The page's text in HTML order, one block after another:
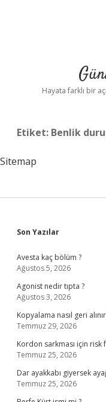
Hayata farklı bir
Etiket: Benlik
Sitemap
Sidebar
Son Yazılar
Avesta kaç bölüm ?
Ağustos 5, 2026
Agonist nedir tıpta ?
Ağustos 3, 2026
Kopyalama nasıl geri
Temmuz 29, 2026
Kordon sarkması için
Temmuz 25, 2026
Dar ayakkabı giyersek
Temmuz 25, 2026